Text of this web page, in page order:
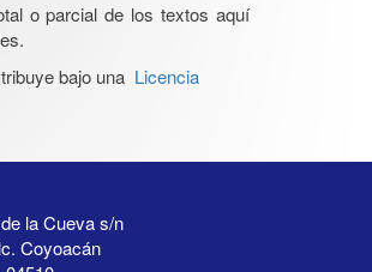
o parcial de los textos aquí
bajo una Licencia
la Cueva s/n
Coyoacán